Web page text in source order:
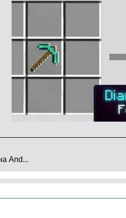
защиту от
в следующие предметы и
And...